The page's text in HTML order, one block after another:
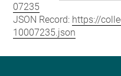
07235
JSON Record: https://
10007235.json